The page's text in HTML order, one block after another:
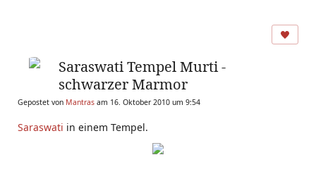
Saraswati Tempel Murti -
schwarzer Marmor
Gepostet von Mantras am 16. Oktober 2010 um 9:54
Saraswati in einem Tempel.